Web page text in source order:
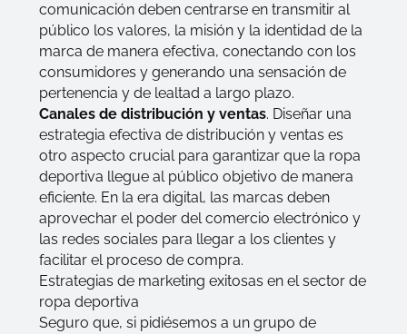
comunicación deben centrarse en transmitir al
público los valores, la misión y la identidad de la
marca de manera efectiva, conectando con los
consumidores y generando una sensación de
pertenencia y de lealtad a largo plazo.
Canales de distribución y ventas. Diseñar una
estrategia efectiva de distribución y ventas es
otro aspecto crucial para garantizar que la ropa
deportiva llegue al público objetivo de manera
eficiente. En la era digital, las marcas deben
aprovechar el poder del comercio electrónico y
las redes sociales para llegar a los clientes y
facilitar el proceso de compra.
Estrategias de marketing exitosas en el sector de
ropa deportiva
Seguro que, si pidiésemos a un grupo de